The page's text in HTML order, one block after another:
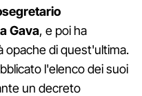
Gava, e poi ha
di quest'ultima.
l'elenco dei suoi
un decreto